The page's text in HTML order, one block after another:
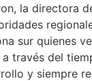
la directora
sur quienes
través del
y siempre